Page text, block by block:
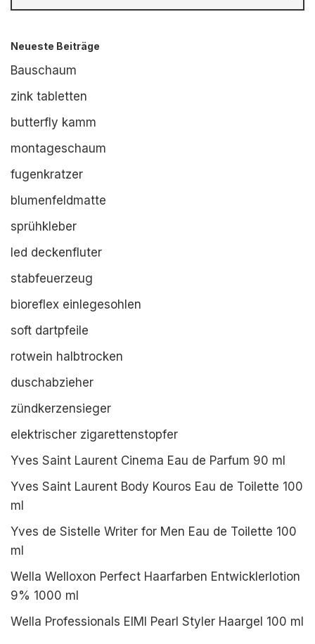
Neueste Beiträge
Bauschaum
zink tabletten
butterfly kamm
montageschaum
fugenkratzer
blumenfeldmatte
sprühkleber
led deckenfluter
stabfeuerzeug
bioreflex einlegesohlen
soft dartpfeile
rotwein halbtrocken
duschabzieher
zündkerzensieger
elektrischer zigarettenstopfer
Yves Saint Laurent Cinema Eau de Parfum 90 ml
Yves Saint Laurent Body Kouros Eau de Toilette 100
ml
Yves de Sistelle Writer for Men Eau de Toilette 100
ml
Wella Welloxon Perfect Haarfarben Entwicklerlotion
9% 1000 ml
Wella Professionals EIMI Pearl Styler Haargel 100 ml